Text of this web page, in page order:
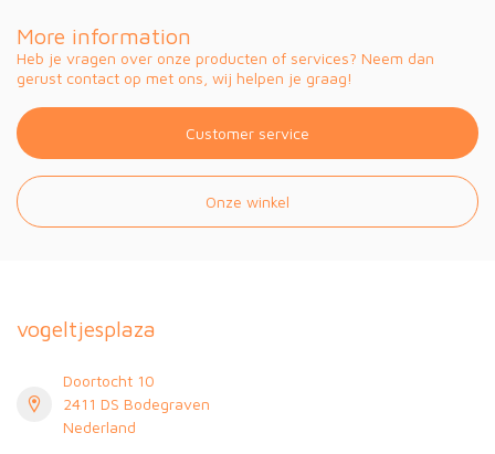
More information
Heb je vragen over onze producten of services? Neem dan
gerust contact op met ons, wij helpen je graag!
Customer service
Onze winkel
vogeltjesplaza
Doortocht 10
2411 DS Bodegraven
Nederland